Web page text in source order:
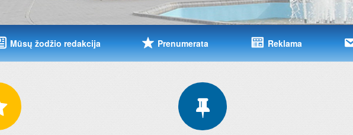
Mūsų žodžio redakcija Prenumerata Reklama